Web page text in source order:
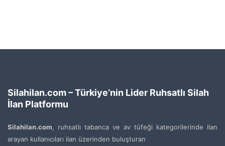
Silahilan.com – Türkiye’nin Lider Ruhsatlı Silah
İlan Platformu
Silahilan.com, ruhsatlı tabanca ve av tüfeği kategorilerinde ilan
arayan kullanıcıları ilan üzerinden buluşturan